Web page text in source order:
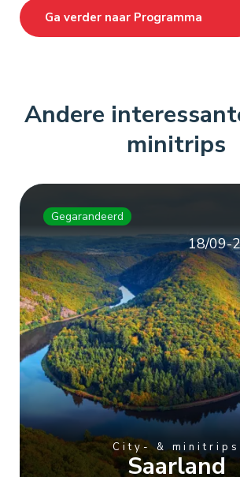
Ga verder naar Programma
Andere
minitrips
Gegarandeerd
18/09-
City- & minitrips
Saarland